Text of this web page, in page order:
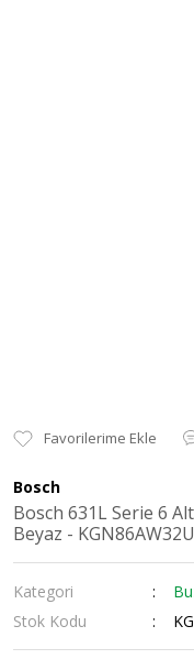
Bosch
Bosch 631L Serie 6
Beyaz - KGN86AW32U
Kategori
Stok Kodu